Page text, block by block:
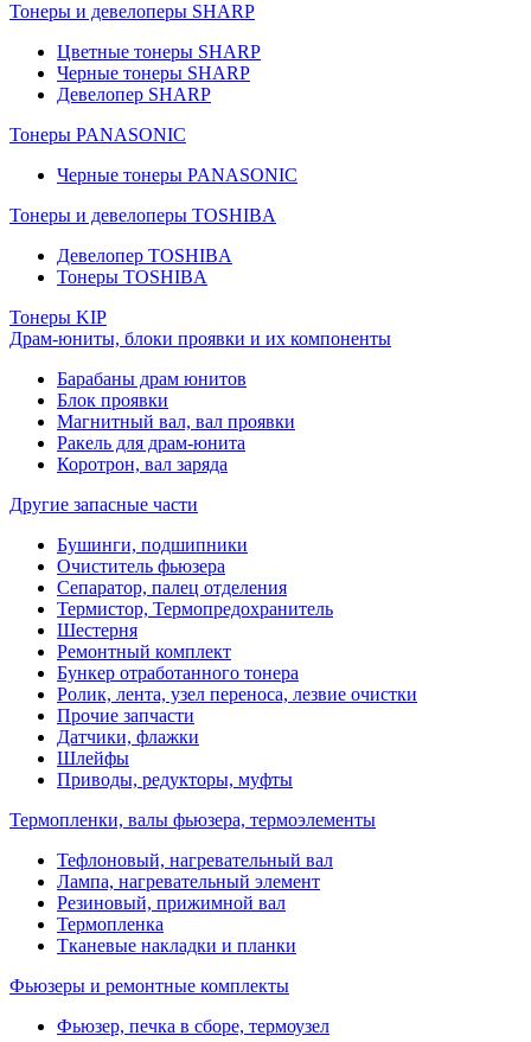
Тонеры и девелоперы SHARP
Цветные тонеры SHARP
Черные тонеры SHARP
Девелопер SHARP
Тонеры PANASONIC
Черные тонеры PANASONIC
Тонеры и девелоперы TOSHIBA
Девелопер TOSHIBA
Тонеры TOSHIBA
Тонеры KIP
Драм-юниты, блоки проявки и их компоненты
Барабаны драм юнитов
Блок проявки
Магнитный вал, вал проявки
Ракель для драм-юнита
Коротрон, вал заряда
Другие запасные части
Бушинги, подшипники
Очиститель фьюзера
Сепаратор, палец отделения
Термистор, Термопредохранитель
Шестерня
Ремонтный комплект
Бункер отработанного тонера
Ролик, лента, узел переноса, лезвие очистки
Прочие запчасти
Датчики, флажки
Шлейфы
Приводы, редукторы, муфты
Термопленки, валы фьюзера, термоэлементы
Тефлоновый, нагревательный вал
Лампа, нагревательный элемент
Резиновый, прижимной вал
Термопленка
Тканевые накладки и планки
Фьюзеры и ремонтные комплекты
Фьюзер, печка в сборе, термоузел